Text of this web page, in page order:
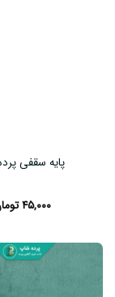
پایه سقفی
۴۵,۰۰۰